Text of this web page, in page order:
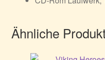
Ähnliche